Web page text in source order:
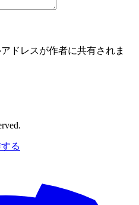
ドレスが作者に共有されま
る